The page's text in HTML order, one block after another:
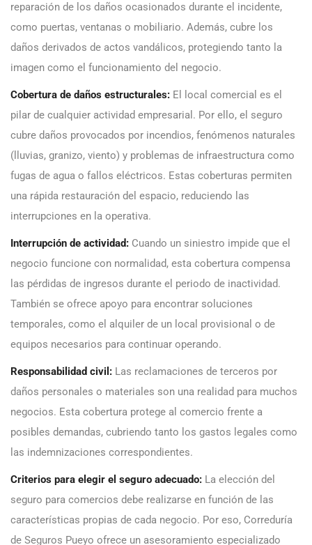
reparación de los daños ocasionados durante el incidente,
como puertas, ventanas o mobiliario. Además, cubre los
daños derivados de actos vandálicos, protegiendo tanto la
imagen como el funcionamiento del negocio.
Cobertura de daños estructurales: El local comercial es el
pilar de cualquier actividad empresarial. Por ello, el seguro
cubre daños provocados por incendios, fenómenos naturales
(lluvias, granizo, viento) y problemas de infraestructura como
fugas de agua o fallos eléctricos. Estas coberturas permiten
una rápida restauración del espacio, reduciendo las
interrupciones en la operativa.
Interrupción de actividad: Cuando un siniestro impide que el
negocio funcione con normalidad, esta cobertura compensa
las pérdidas de ingresos durante el periodo de inactividad.
También se ofrece apoyo para encontrar soluciones
temporales, como el alquiler de un local provisional o de
equipos necesarios para continuar operando.
Responsabilidad civil: Las reclamaciones de terceros por
daños personales o materiales son una realidad para muchos
negocios. Esta cobertura protege al comercio frente a
posibles demandas, cubriendo tanto los gastos legales como
las indemnizaciones correspondientes.
Criterios para elegir el seguro adecuado: La elección del
seguro para comercios debe realizarse en función de las
características propias de cada negocio. Por eso, Correduría
de Seguros Pueyo ofrece un asesoramiento especializado